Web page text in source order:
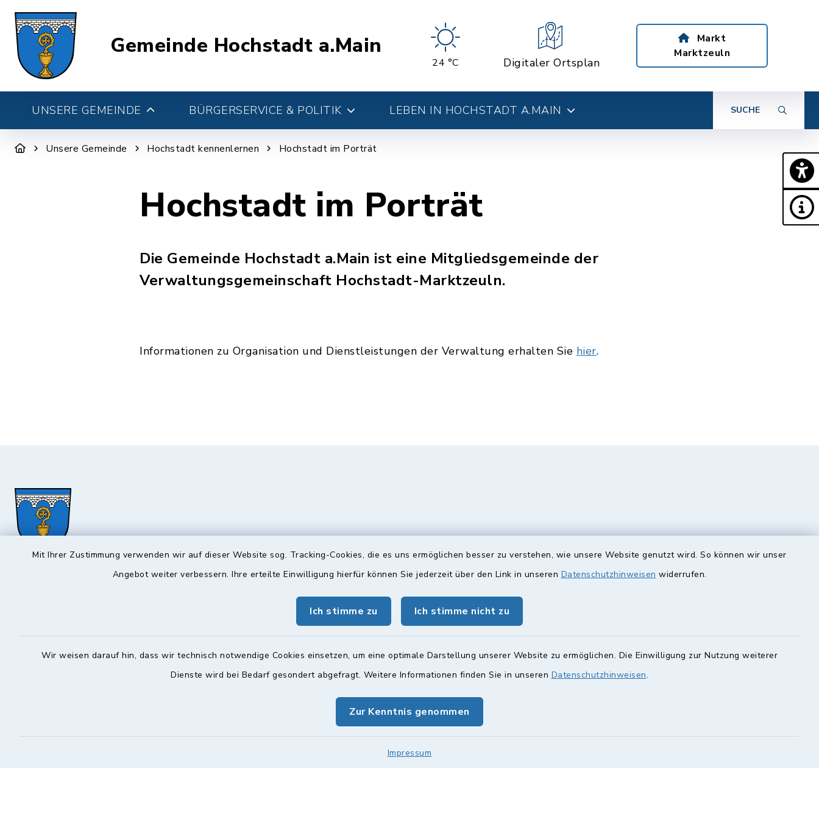
Mit Ihrer Zustimmung verwenden wir auf dieser Website sog. Tracking-Cookies, die es uns ermöglichen besser zu verstehen, wie unsere Website genutzt wird. So können wir unser
Angebot weiter verbessern. Ihre erteilte Einwilligung hierfür können Sie jederzeit über den Link in unseren Datenschutzhinweisen widerrufen.
Ich stimme zu Ich stimme nicht zu
Wir weisen darauf hin, dass wir technisch notwendige Cookies einsetzen, um eine optimale Darstellung unserer Website zu ermöglichen. Die Einwilligung zur Nutzung weiterer
Dienste wird bei Bedarf gesondert abgefragt. Weitere Informationen finden Sie in unseren Datenschutzhinweisen.
Zur Kenntnis genommen
Impressum
Gemeinde Hochstadt a.Main
24 °C Digitaler Ortsplan
Markt
Marktzeuln
UNSERE GEMEINDE BÜRGERSERVICE & POLITIK LEBEN IN HOCHSTADT A.MAIN SUCHE
Unsere Gemeinde Hochstadt kennenlernen Hochstadt im Porträt
Hochstadt im Porträt
Die Gemeinde Hochstadt a.Main ist eine Mitgliedsgemeinde der
Verwaltungsgemeinschaft Hochstadt-Marktzeuln.
Informationen zu Organisation und Dienstleistungen der Verwaltung erhalten Sie hier.
Hochstadt a.Main
09574 6236-42
Öffnungszeiten
Montag, Mittwoch und Freitag:
08:00-12:00 Uhr
Donnerstag zusätzlich:
14:30-18:00 Uhr
Bürgersprechstunde
Sprechstunde:
Diese findet nach Vereinbarung statt.
Weitere Informationen finden Sie hier.
Quicklinks
Obermain Jura
Veranstaltungskalender
geoPortal Lichtenfels